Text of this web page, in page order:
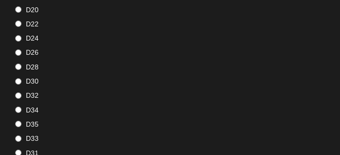
D20
D22
D24
D26
D28
D30
D32
D34
D35
D33
D31